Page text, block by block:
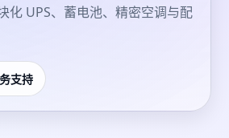
化 UPS、蓄电池、精密空调与配
支持